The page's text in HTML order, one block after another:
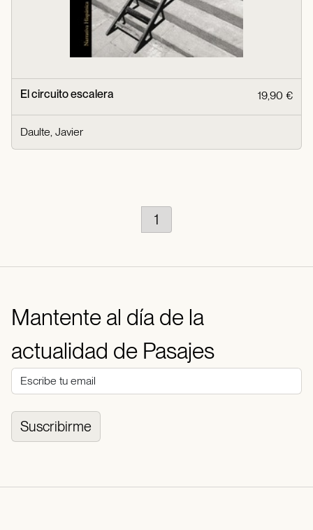
El circuito escalera 19,90 €
Daulte, Javier
1
Mantente al día de la
actualidad de Pasajes
Suscribirme